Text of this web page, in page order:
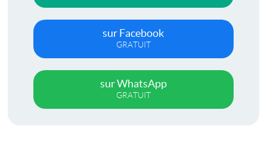
sur Facebook
GRATUIT
sur WhatsApp
GRATUIT